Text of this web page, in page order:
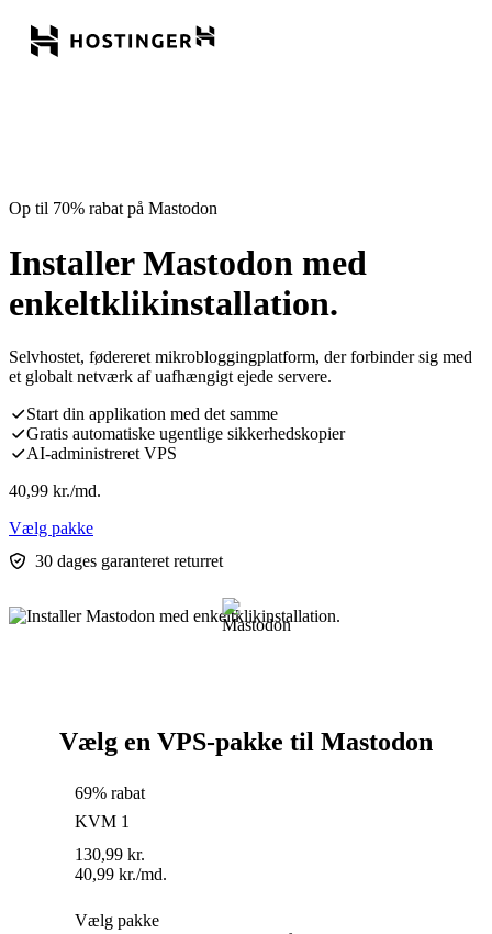
Op til 70% rabat på Mastodon
Installer Mastodon med
enkeltklikinstallation.
Selvhostet, fødereret mikrobloggingplatform, der forbinder sig med
et globalt netværk af uafhængigt ejede servere.
Start din applikation med det samme
Gratis automatiske ugentlige sikkerhedskopier
AI-administreret VPS
40,99 kr./md.
Vælg pakke
30 dages garanteret returret
Vælg en VPS-pakke til Mastodon
69% rabat
KVM 1
130,99 kr.
40,99 kr./md.
Vælg pakke